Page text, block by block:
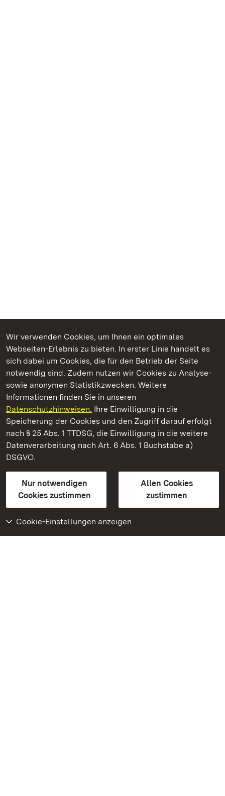
Wir verwenden Cookies, um Ihnen ein optimales
Webseiten-Erlebnis zu bieten. In erster Linie handelt es
sich dabei um Cookies, die für den Betrieb der Seite
notwendig sind. Zudem nutzen wir Cookies zu Analyse-
sowie anonymen Statistikzwecken. Weitere
Informationen finden Sie in unseren
Datenschutzhinweisen. Ihre Einwilligung in die
Speicherung der Cookies und den Zugriff darauf erfolgt
nach § 25 Abs. 1 TTDSG, die Einwilligung in die weitere
Datenverarbeitung nach Art. 6 Abs. 1 Buchstabe a)
DSGVO.
Nur notwendigen
Cookies zustimmen
Allen Cookies
zustimmen
Cookie-Einstellungen anzeigen
Kommen. Staunen. Genießen.
Staatliche Schlösser und Gärten Baden‑Württemberg
Staatliche Schlösser und Gärten Baden-Württemberg
Kontakt
GebärdenspracheLeichte Sprache
Erklärung zur Barrierefreiheit
BITV-konform (geprüfte Seiten)
Weiteres